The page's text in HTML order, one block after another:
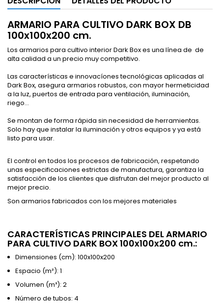
ARMARIO PARA CULTIVO DARK BOX DB
100x100x200 cm.
Los armarios para cultivo interior Dark Box es una línea de de
alta calidad a un precio muy competitivo.
Las características e innovacíones tecnológicas aplicadas al
Dark Box, asegura armarios robustos, con mayor hermeticidad
a la luz, puertos de entrada para ventilación, iluminación,
riego...
Se montan de forma rápida sin necesidad de herramientas.
Solo hay que instalar la iluminación y otros equipos y ya está
listo para usar.
El control en todos los procesos de fabricación, respetando
unas especificaciones estrictas de manufactura, garantiza la
satisfacción de los clientes que disfrutan del mejor producto al
mejor precio.
Son armarios fabricados con los mejores materiales
CARACTERÍSTICAS PRINCIPALES DEL ARMARIO
PARA CULTIVO DARK BOX 100x100x200 cm.:
Dimensiones (cm): 100x100x200
Espacio (m²): 1
Volumen (m³): 2
Número de tubos: 4